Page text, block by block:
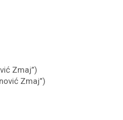
Zmaj”)
Zmaj”)